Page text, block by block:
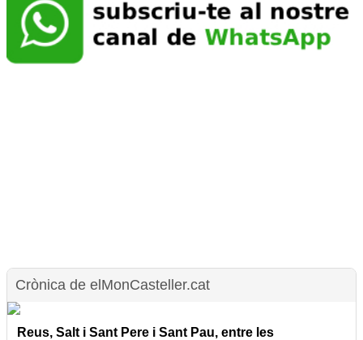
Crònica de elMonCasteller.cat
Reus, Salt i Sant Pere i Sant Pau, entre les